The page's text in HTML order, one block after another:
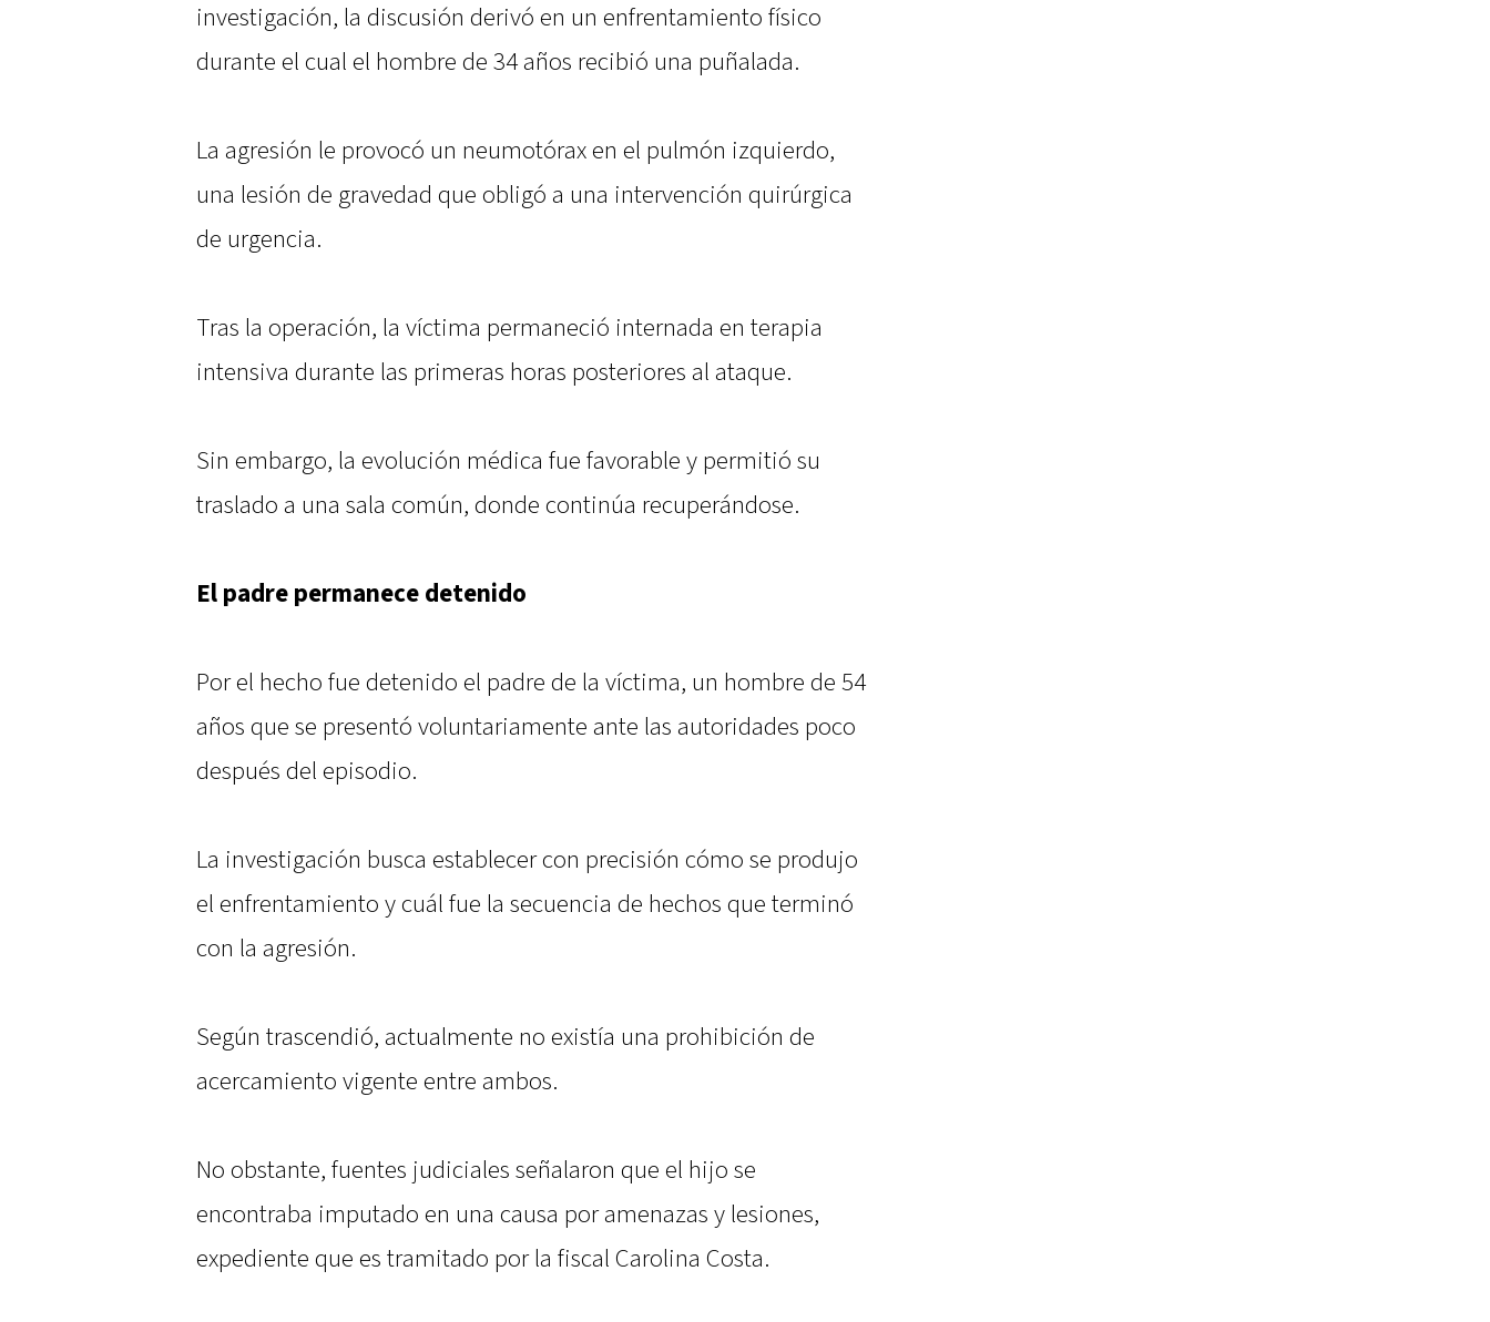
investigación, la discusión derivó en un enfrentamiento físico
durante el cual el hombre de 34 años recibió una puñalada.
La agresión le provocó un neumotórax en el pulmón izquierdo,
una lesión de gravedad que obligó a una intervención quirúrgica
de urgencia.
Tras la operación, la víctima permaneció internada en terapia
intensiva durante las primeras horas posteriores al ataque.
Sin embargo, la evolución médica fue favorable y permitió su
traslado a una sala común, donde continúa recuperándose.
El padre permanece detenido
Por el hecho fue detenido el padre de la víctima, un hombre de 54
años que se presentó voluntariamente ante las autoridades poco
después del episodio.
La investigación busca establecer con precisión cómo se produjo
el enfrentamiento y cuál fue la secuencia de hechos que terminó
con la agresión.
Según trascendió, actualmente no existía una prohibición de
acercamiento vigente entre ambos.
No obstante, fuentes judiciales señalaron que el hijo se
encontraba imputado en una causa por amenazas y lesiones,
expediente que es tramitado por la fiscal Carolina Costa.